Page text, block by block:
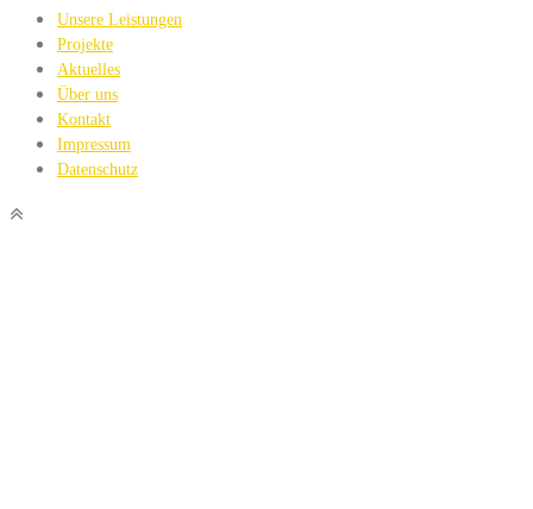
Unsere Leistungen
Projekte
Aktuelles
Über uns
Kontakt
Impressum
Datenschutz